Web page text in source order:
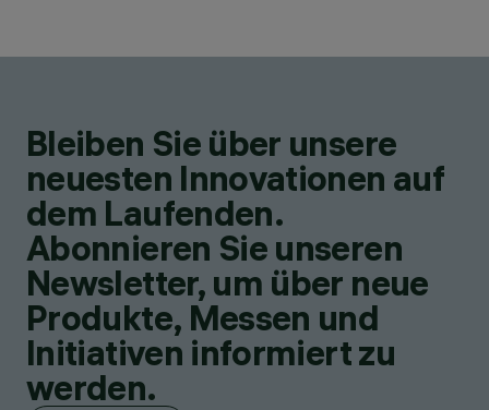
Bleiben Sie über unsere
neuesten Innovationen auf
dem Laufenden.
Abonnieren Sie unseren
Newsletter, um über neue
Produkte, Messen und
Initiativen informiert zu
werden.